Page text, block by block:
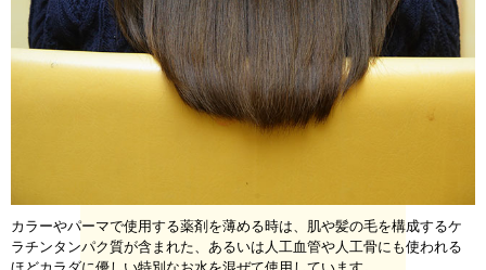
カラーやパーマで使用する薬剤を薄める時は、肌や髪の毛を構成するケ
ラチンタンパク質が含まれた、あるいは人工血管や人工骨にも使われる